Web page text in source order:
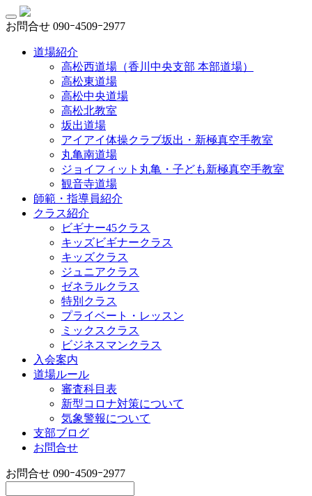
お問合せ 090ｰ4509ｰ2977
道場紹介
高松西道場（香川中央支部 本部道場）
高松東道場
高松中央道場
高松北教室
坂出道場
アイアイ体操クラブ坂出・新極真空手教室
丸亀南道場
ジョイフィット丸亀・子ども新極真空手教室
観音寺道場
師範・指導員紹介
クラス紹介
ビギナー45クラス
キッズビギナークラス
キッズクラス
ジュニアクラス
ゼネラルクラス
特別クラス
プライベート・レッスン
ミックスクラス
ビジネスマンクラス
入会案内
道場ルール
審査科目表
新型コロナ対策について
気象警報について
支部ブログ
お問合せ
お問合せ 090ｰ4509ｰ2977